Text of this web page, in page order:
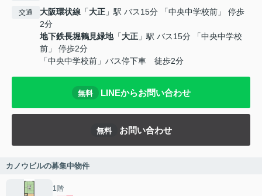
交通 大阪環状線 「大正 」駅 バス15分 「中央中学校前」 停歩
2分
地下鉄長堀鶴見緑地「大正 」駅 バス15分 「中央中学校
前」 停歩2分
「中央中学校前」バス停下車 徒歩2分
無料 LINEからお問い合わせ
無料 お問い合わせ
カノウビルの募集中物件
1階